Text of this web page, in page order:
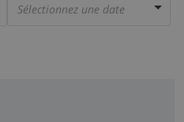
Sélectionnez une date